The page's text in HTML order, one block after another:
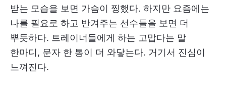
받는 모습을 보면 가슴이 찡했다. 하지만 요즘에는
나를 필요로 하고 반겨주는 선수들을 보면 더
뿌듯하다. 트레이너들에게 하는 고맙다는 말
한마디, 문자 한 통이 더 와닿는다. 거기서 진심이
느껴진다.